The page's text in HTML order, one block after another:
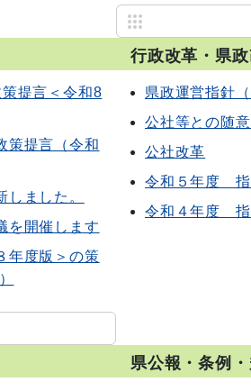
提言＜令和8
策提言（令和
ました。
を開催します
年度版＞の策
行政改革・県
県政運営指針
公社等との随
公社改革
令和５年度 指
令和４年度 指
県公報・条例・